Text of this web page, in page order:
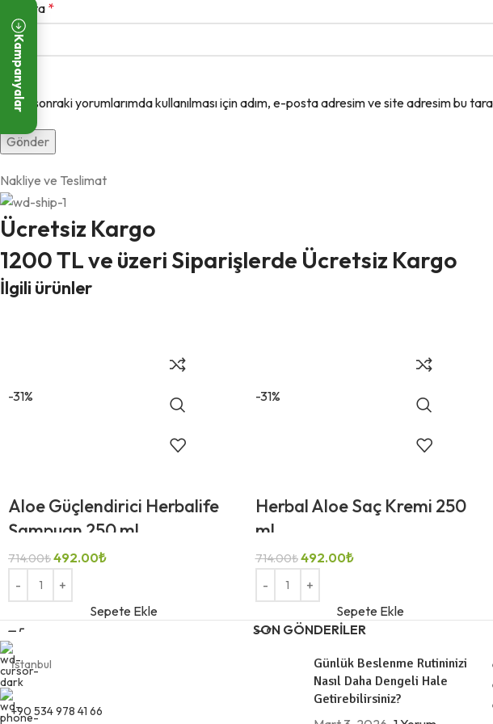
E-posta *
Daha sonraki yorumlarımda kullanılması için adım, e-posta adresim ve site adresim bu
Nakliye ve Teslimat
Ücretsiz Kargo
1200 TL ve üzeri Siparişlerde Ücretsiz Kargo
İlgili ürünler
-31%
Aloe Güçlendirici Herbalife
Şampuan 250 ml
714.00₺492.00₺
Sepete Ekle
-31%
Herbal Aloe Saç Kremi 250
ml
714.00₺492.00₺
Sepete Ekle
İstanbul
+90 534 978 41 66
SON GÖNDERILER
Günlük Beslenme Rutininizi
Nasıl Daha Dengeli Hale
Getirebilirsiniz?
Kampanyalar